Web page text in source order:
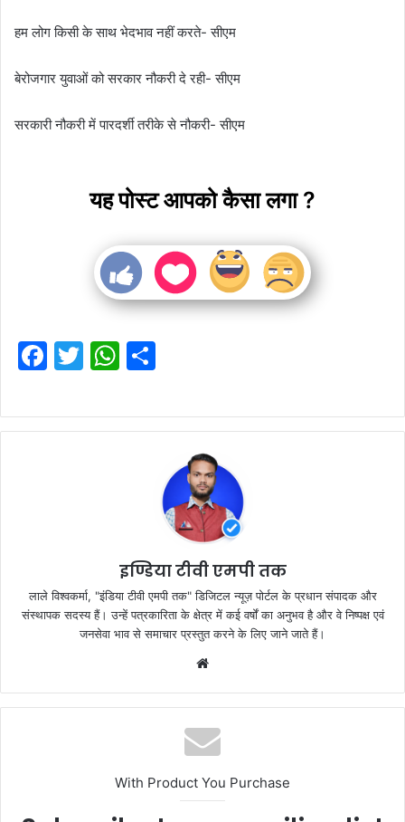
हम लोग किसी के साथ भेदभाव नहीं करते- सीएम
बेरोजगार युवाओं को सरकार नौकरी दे रही- सीएम
सरकारी नौकरी में पारदर्शी तरीके से नौकरी- सीएम
यह पोस्ट आपको कैसा लगा ?
F
c
e
T
itt
er
W
at
s
ar
e
इण्डिया टीवी एमपी तक
लाले विश्वकर्मा, "इंडिया टीवी एमपी तक" डिजिटल न्यूज़ पोर्टल के प्रधान संपादक और
संस्थापक सदस्य हैं। उन्हें पत्रकारिता के क्षेत्र में कई वर्षों का अनुभव है और वे निष्पक्ष एवं
जनसेवा भाव से समाचार प्रस्तुत करने के लिए जाने जाते हैं।
With Product You Purchase